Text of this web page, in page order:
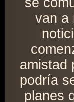
se
van a
amistad
podría
planes